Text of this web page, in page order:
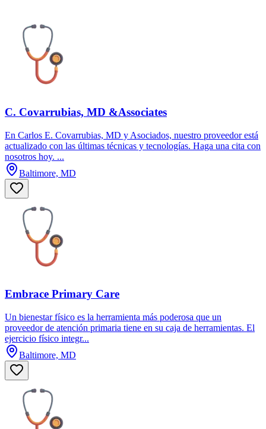
C. Covarrubias, MD &Associates
En Carlos E. Covarrubias, MD y Asociados, nuestro proveedor está
actualizado con las últimas técnicas y tecnologías. Haga una cita con
nosotros hoy. ...
Baltimore, MD
Embrace Primary Care
Un bienestar físico es la herramienta más poderosa que un
proveedor de atención primaria tiene en su caja de herramientas. El
ejercicio físico integr...
Baltimore, MD